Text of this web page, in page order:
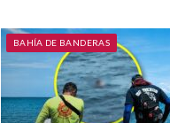
BAHÍA DE BANDERAS